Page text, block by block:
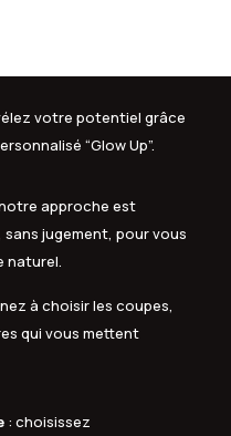
votre potentiel grâce
“Glow Up”.
approche est
jugement, pour vous
naturel.
à choisir les coupes,
qui vous mettent
: choisissez